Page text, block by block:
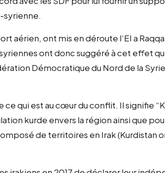
syrienne.
aérien, ont mis en déroute l’EI a
ont donc suggéré à cet effet
Démocratique du Nord de la
ce qui est au cœur du conflit. Il signifie
kurde envers la région ainsi que
de territoires en Irak (Kurdistan